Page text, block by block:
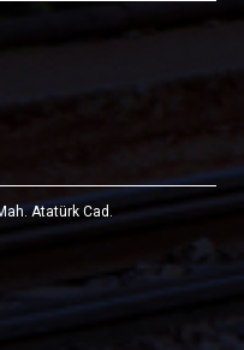
Atatürk Cad.